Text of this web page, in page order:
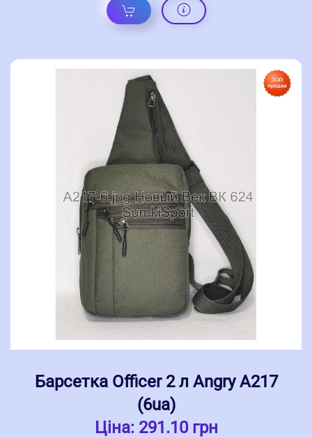
Барсетка Officer 2 л Angry А217
(6ua)
Ціна: 291.10 грн